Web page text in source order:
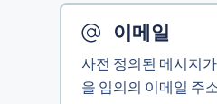
이메일
사전 정의된 메시지
을 임의의 이메일 주